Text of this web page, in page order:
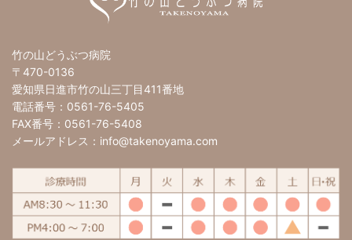
竹の山どうぶつ病院
〒470-0136
愛知県日進市竹の山三丁目411番地
電話番号：0561-76-5405
FAX番号：0561-76-5408
メールアドレス：info@takenoyama.com